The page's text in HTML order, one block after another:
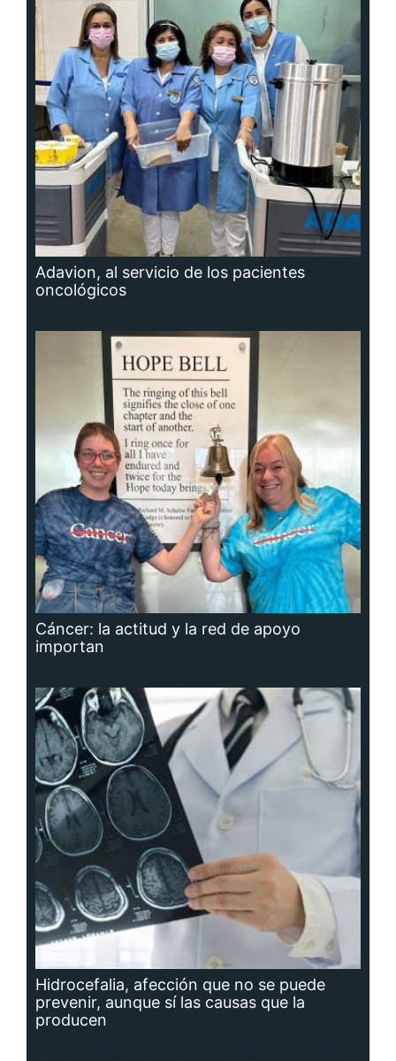
Adavion, al servicio de los pacientes
oncológicos
Cáncer: la actitud y la red de apoyo
importan
Hidrocefalia, afección que no se puede
prevenir, aunque sí las causas que la
producen